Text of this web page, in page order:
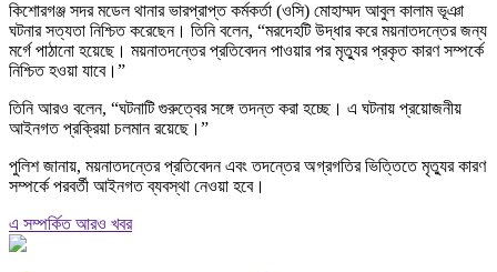
কিশোরগঞ্জ সদর মডেল থানার ভারপ্রাপ্ত কর্মকর্তা (ওসি) মোহাম্মদ আবুল কালাম ভূঞা
ঘটনার সত্যতা নিশ্চিত করেছেন। তিনি বলেন, “মরদেহটি উদ্ধার করে ময়নাতদন্তের জন্য
মর্গে পাঠানো হয়েছে। ময়নাতদন্তের প্রতিবেদন পাওয়ার পর মৃত্যুর প্রকৃত কারণ সম্পর্কে
নিশ্চিত হওয়া যাবে।”
তিনি আরও বলেন, “ঘটনাটি গুরুত্বের সঙ্গে তদন্ত করা হচ্ছে। এ ঘটনায় প্রয়োজনীয়
আইনগত প্রক্রিয়া চলমান রয়েছে।”
পুলিশ জানায়, ময়নাতদন্তের প্রতিবেদন এবং তদন্তের অগ্রগতির ভিত্তিতে মৃত্যুর কারণ
সম্পর্কে পরবর্তী আইনগত ব্যবস্থা নেওয়া হবে।
এ সম্পর্কিত আরও খবর